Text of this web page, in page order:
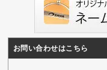
お問い合わせはこちら